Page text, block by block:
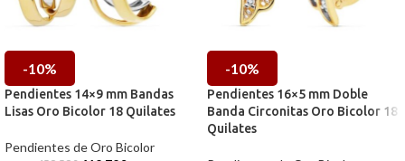
-10%
Pendientes 14×9 mm Bandas
Lisas Oro Bicolor 18 Quilates
Pendientes de Oro Bicolor
-10%
Pendientes 16×5 mm Doble
Banda Circonitas Oro Bicolor 18
Quilates